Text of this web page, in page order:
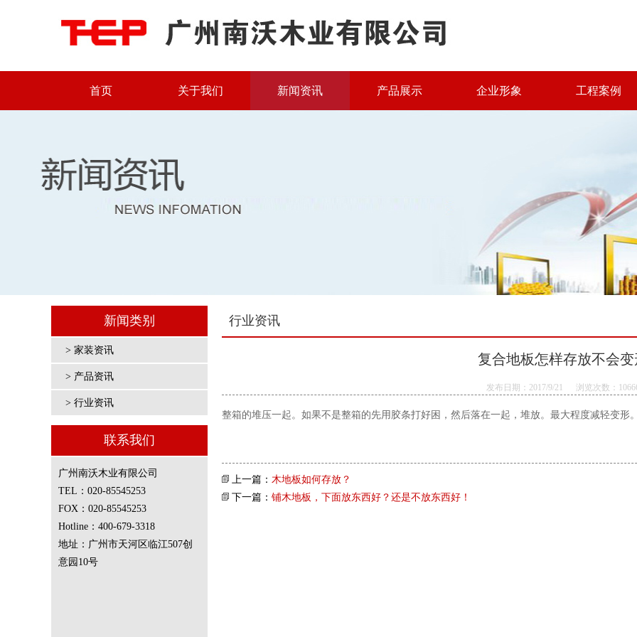
首页 关于我们 新闻资讯 产品展示 企业形象 工程案例
行业资讯
复合地板怎样存放不会变
发布日期：2017/9/21 浏览次数：
整箱的堆压一起。如果不是整箱的先用胶条打好困，然后落在一起，堆放。最大程度减轻变形。
上一篇： 木地板如何存放？
下一篇： 铺木地板，下面放东西好？还是不放东西好！
新闻类别
> 家装资讯
> 产品资讯
> 行业资讯
联系我们
广州南沃木业有限公司
TEL：020-85545253
FOX：020-85545253
Hotline：400-679-3318
地址：广州市天河区临江507创
意园10号